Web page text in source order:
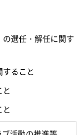
選任・解任に関す
ること